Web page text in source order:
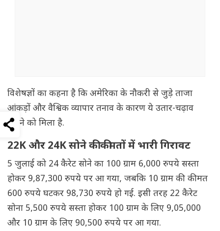
विशेषज्ञों का कहना है कि अमेरिका के नौकरी से जुड़े ताजा
आंकड़ों और वैश्विक व्यापार तनाव के कारण ये उतार-चढ़ाव
देखने को मिला है.
22K और 24K सोने की कीमतों में भारी गिरावट
5 जुलाई को 24 कैरेट सोने का 100 ग्राम 6,000 रुपये सस्ता
होकर 9,87,300 रुपये पर आ गया, जबकि 10 ग्राम की कीमत
600 रुपये घटकर 98,730 रुपये हो गई. इसी तरह 22 कैरेट
सोना 5,500 रुपये सस्ता होकर 100 ग्राम के लिए 9,05,000
और 10 ग्राम के लिए 90,500 रुपये पर आ गया.